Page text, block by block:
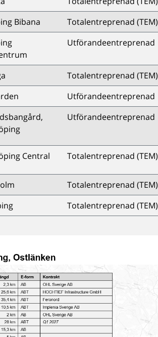
Bibana Totalentreprenad (TEM)
Utförandeentreprenad
Totalentreprenad (TEM)
Utförandeentreprenad
Utförandeentreprenad
Central Totalentreprenad (TEM)
Totalentreprenad (TEM)
Totalentreprenad (TEM)